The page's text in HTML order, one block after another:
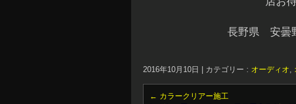
長野県 安曇
2016年10月10日 カテゴリー : オーディオ,
← カラークリアー施工